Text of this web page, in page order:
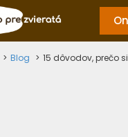
Blog 15 dôvodov, prečo